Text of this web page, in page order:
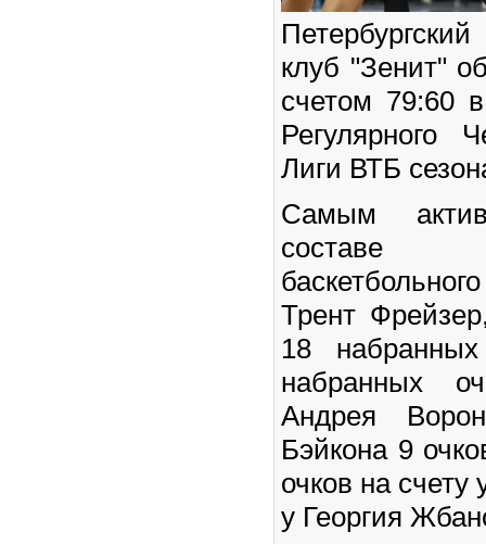
клуб "Зенит"
счетом 79:60
Регулярного
Лиги ВТБ
Самым
составе
Трент
18
набранных
Андрея
Бэйкона 9
очков на счету
у Георгия